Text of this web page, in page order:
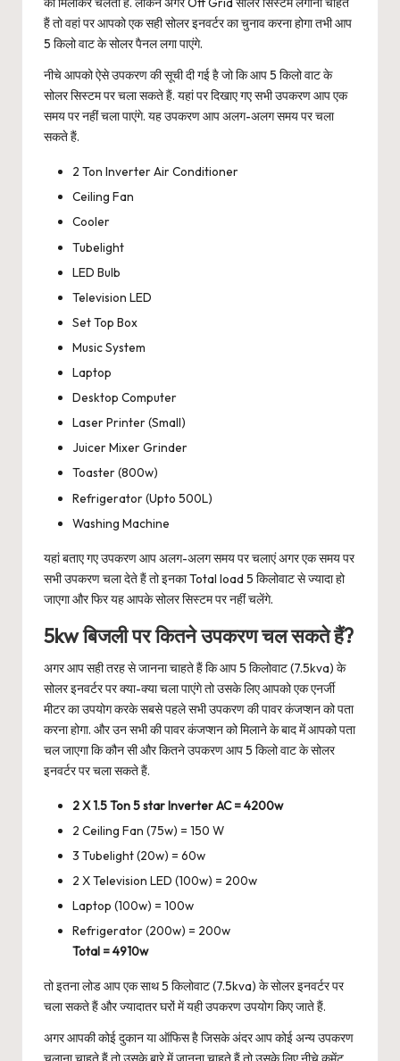
हैं तो वहां पर आपको एक सही सोलर इनवर्टर का चुनाव करना होगा तभी आप
5 किलो वाट के सोलर पैनल लगा पाएंगे.
नीचे आपको ऐसे उपकरण की सूची दी गई है जो कि आप 5 किलो वाट के
सोलर सिस्टम पर चला सकते हैं. यहां पर दिखाए गए सभी उपकरण आप एक
समय पर नहीं चला पाएंगे. यह उपकरण आप अलग-अलग समय पर चला
सकते हैं.
2 Ton Inverter Air Conditioner
Ceiling Fan
Cooler
Tubelight
LED Bulb
Television LED
Set Top Box
Music System
Laptop
Desktop Computer
Laser Printer (Small)
Juicer Mixer Grinder
Toaster (800w)
Refrigerator (Upto 500L)
Washing Machine
यहां बताए गए उपकरण आप अलग-अलग समय पर चलाएं अगर एक समय पर
सभी उपकरण चला देते हैं तो इनका Total load 5 किलोवाट से ज्यादा हो
जाएगा और फिर यह आपके सोलर सिस्टम पर नहीं चलेंगे.
5kw बिजली पर कितने उपकरण चल सकते हैं?
अगर आप सही तरह से जानना चाहते हैं कि आप 5 किलोवाट (7.5kva) के
सोलर इनवर्टर पर क्या-क्या चला पाएंगे तो उसके लिए आपको एक एनर्जी
मीटर का उपयोग करके सबसे पहले सभी उपकरण की पावर कंजप्शन को पता
करना होगा. और उन सभी की पावर कंजप्शन को मिलाने के बाद में आपको पता
चल जाएगा कि कौन सी और कितने उपकरण आप 5 किलो वाट के सोलर
इनवर्टर पर चला सकते हैं.
2 X 1.5 Ton 5 star Inverter AC = 4200w
2 Ceiling Fan (75w) = 150 W
3 Tubelight (20w) = 60w
2 X Television LED (100w) = 200w
Laptop (100w) = 100w
Refrigerator (200w) = 200w
Total = 4910w
तो इतना लोड आप एक साथ 5 किलोवाट (7.5kva) के सोलर इनवर्टर पर
चला सकते हैं और ज्यादातर घरों में यही उपकरण उपयोग किए जाते हैं.
अगर आपकी कोई दुकान या ऑफिस है जिसके अंदर आप कोई अन्य उपकरण